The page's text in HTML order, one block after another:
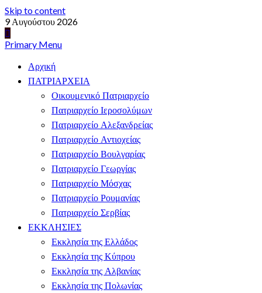
Skip to content
9 Αυγούστου 2026
Primary Menu
Αρχική
ΠΑΤΡΙΑΡΧΕΙΑ
Οικουμενικό Πατριαρχείο
Πατριαρχείο Ιεροσολύμων
Πατριαρχείο Αλεξανδρείας
Πατριαρχείο Αντιοχείας
Πατριαρχείο Βουλγαρίας
Πατριαρχείο Γεωργίας
Πατριαρχείο Μόσχας
Πατριαρχείο Ρουμανίας
Πατριαρχείο Σερβίας
ΕΚΚΛΗΣΙΕΣ
Εκκλησία της Ελλάδος
Εκκλησία της Κύπρου
Εκκλησία της Αλβανίας
Εκκλησία της Πολωνίας